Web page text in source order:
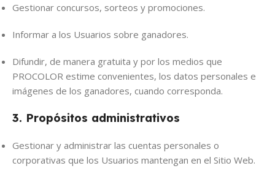
Gestionar concursos, sorteos y promociones.
Informar a los Usuarios sobre ganadores.
Difundir, de manera gratuita y por los medios que
PROCOLOR estime convenientes, los datos personales e
imágenes de los ganadores, cuando corresponda.
3. Propósitos administrativos
Gestionar y administrar las cuentas personales o
corporativas que los Usuarios mantengan en el Sitio Web.